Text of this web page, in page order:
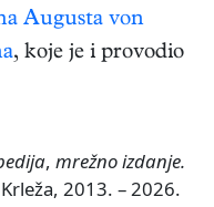
Augusta von
, koje je i provodio
, mrežno izdanje.
2013. – 2026.